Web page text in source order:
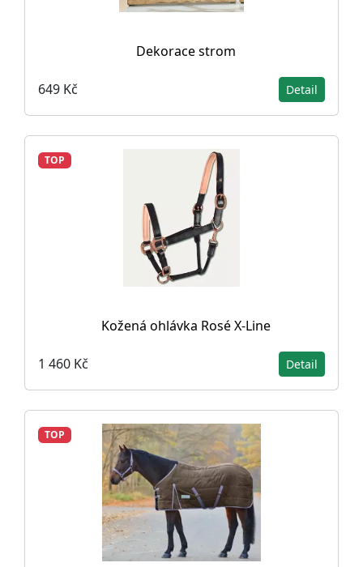
Dekorace strom
649 Kč Detail
TOP
Kožená ohlávka Rosé X-Line
1 460 Kč Detail
TOP